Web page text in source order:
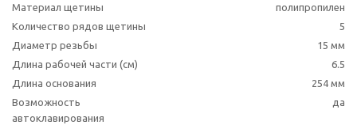
Материал щетины
полипропилен
Количество рядов щетины
5
Диаметр резьбы
15 мм
Длина рабочей части (см)
6.5
Длина основания
254 мм
Возможность
автоклавирования
да